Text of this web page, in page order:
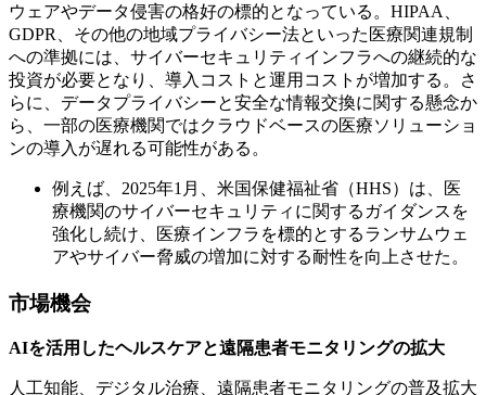
ウェアやデータ侵害の格好の標的となっている。HIPAA、
GDPR、その他の地域プライバシー法といった医療関連規制
への準拠には、サイバーセキュリティインフラへの継続的な
投資が必要となり、導入コストと運用コストが増加する。さ
らに、データプライバシーと安全な情報交換に関する懸念か
ら、一部の医療機関ではクラウドベースの医療ソリューショ
ンの導入が遅れる可能性がある。
例えば、2025年1月、米国保健福祉省（HHS）は、医
療機関のサイバーセキュリティに関するガイダンスを
強化し続け、医療インフラを標的とするランサムウェ
アやサイバー脅威の増加に対する耐性を向上させた。
市場機会
AIを活用したヘルスケアと遠隔患者モニタリングの拡大
人工知能、デジタル治療、遠隔患者モニタリングの普及拡大